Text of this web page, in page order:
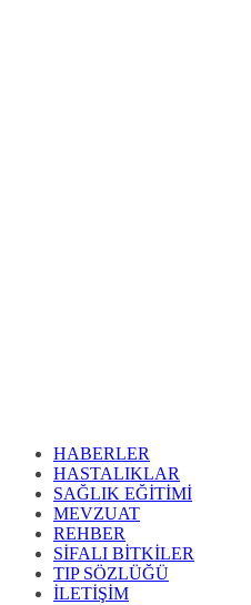
HABERLER
HASTALIKLAR
SAĞLIK EĞİTİMİ
MEVZUAT
REHBER
SİFALI BİTKİLER
TIP SÖZLÜĞÜ
İLETİŞİM